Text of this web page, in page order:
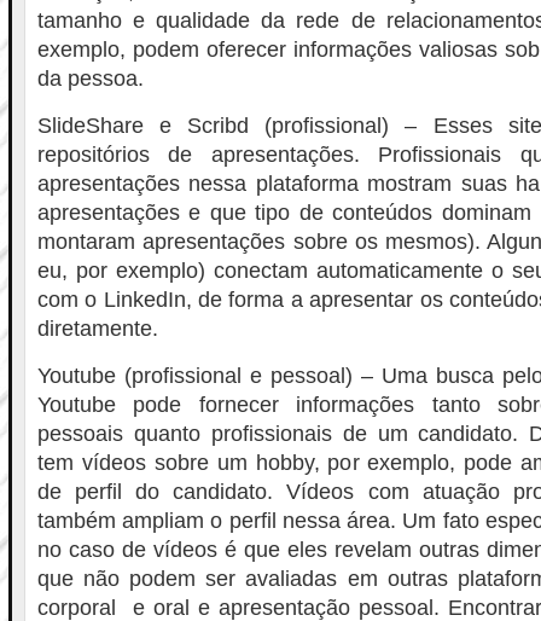
tamanho e qualidade da rede de
exemplo, podem oferecer informações valiosas
da pessoa.
SlideShare e Scribd (profissional) – Esses
repositórios de apresentações. Profissionais
apresentações nessa plataforma mostram suas
apresentações e que tipo de conteúdos dominam
montaram apresentações sobre os mesmos).
eu, por exemplo) conectam automaticamente o
com o LinkedIn, de forma a apresentar os
diretamente.
Youtube (profissional e pessoal) – Uma busca
Youtube pode fornecer informações tanto
pessoais quanto profissionais de um candidato.
tem vídeos sobre um hobby, por exemplo, pode
de perfil do candidato. Vídeos com atuação
também ampliam o perfil nessa área. Um fato
no caso de vídeos é que eles revelam outras
que não podem ser avaliadas em outras
corporal e oral e apresentação pessoal.